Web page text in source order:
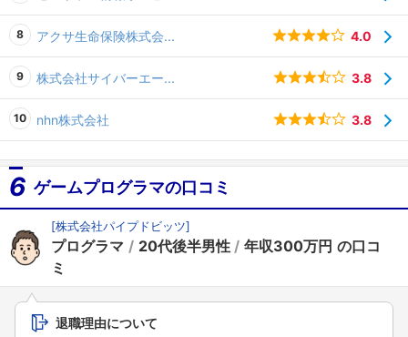
アクサ生命保険株式会... 4.0
株式会社サイバーエー... 3.8
nhn株式会社 3.8
6 ゲームプログラマの口コミ
[株式会社パイプドビッツ]
プログラマ 20代後半男性 年収300万円
退職理由について